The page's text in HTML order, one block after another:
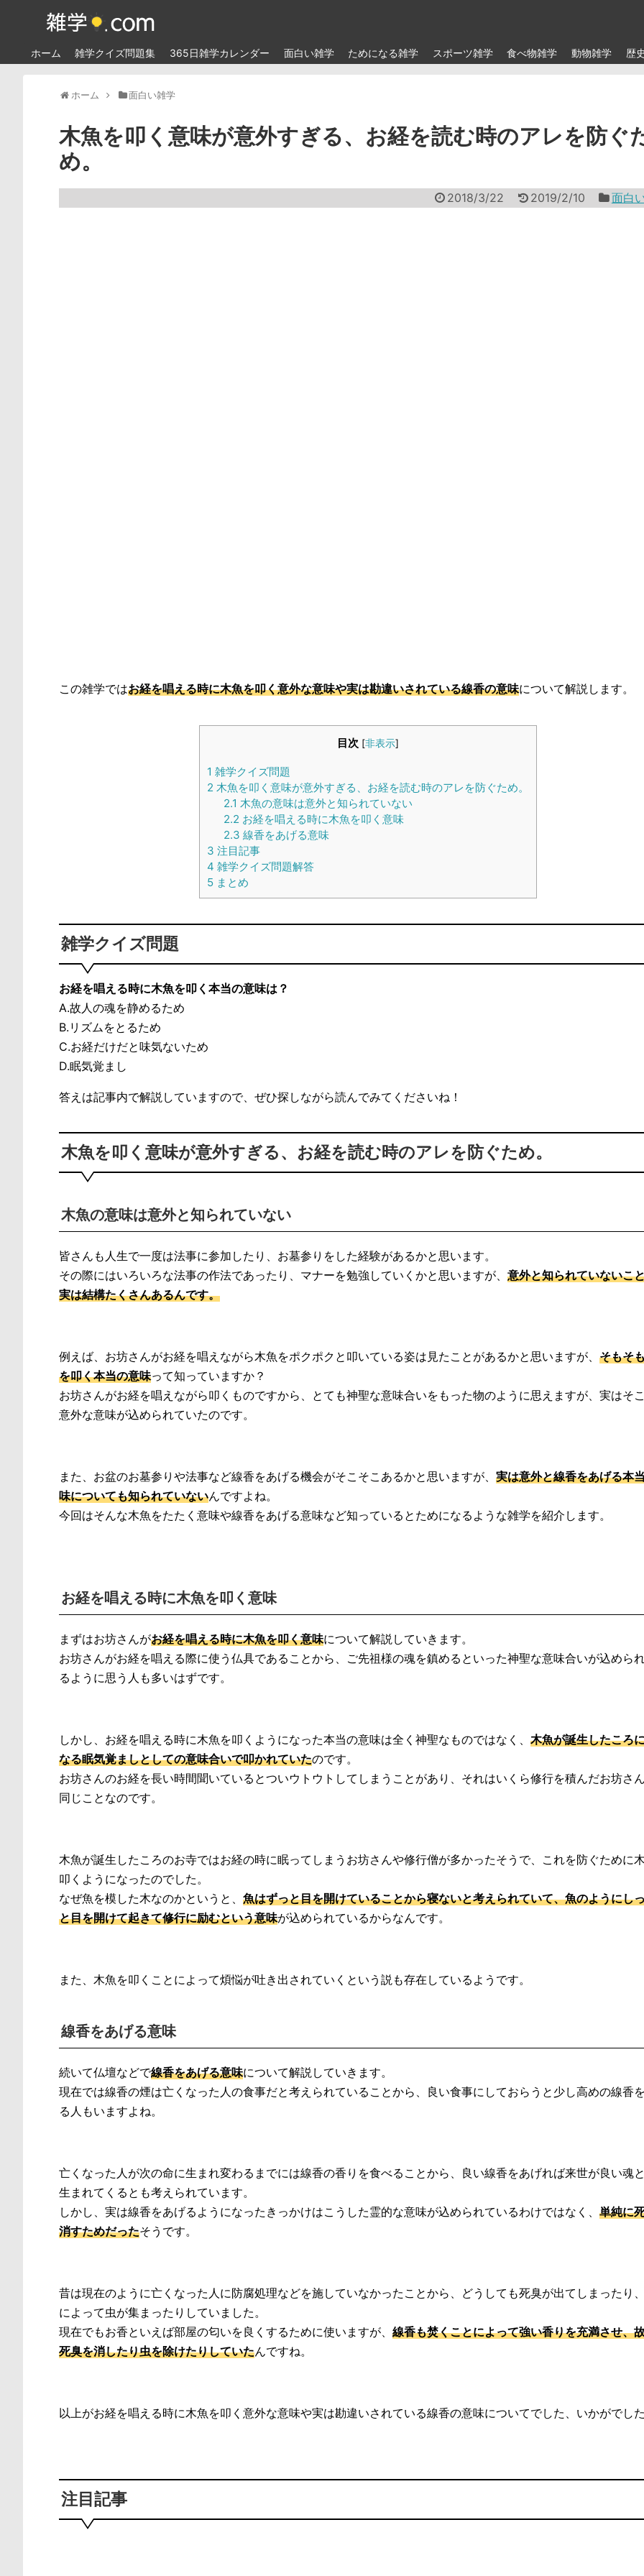
ホーム 雑学クイズ問題集 365日雑学カレンダー 面白い雑学 ためになる雑学 スポーツ雑学 食べ物雑学 動物雑学 歴
ホーム 面白い雑学
木魚を叩く意味が意外すぎる、お経を読む時のアレを防ぐ
め。
2018/3/22 2019/2/10 面白
この雑学ではお経を唱える時に木魚を叩く意外な意味や実は勘違いされている線香の意味について解説します。
目次 [非表示]
1 雑学クイズ問題
2 木魚を叩く意味が意外すぎる、お経を読む時のアレを防ぐため。
2.1 木魚の意味は意外と知られていない
2.2 お経を唱える時に木魚を叩く意味
2.3 線香をあげる意味
3 注目記事
4 雑学クイズ問題解答
5 まとめ
雑学クイズ問題
お経を唱える時に木魚を叩く本当の意味は？
A.故人の魂を静めるため
B.リズムをとるため
C.お経だけだと味気ないため
D.眠気覚まし
答えは記事内で解説していますので、ぜひ探しながら読んでみてくださいね！
木魚を叩く意味が意外すぎる、お経を読む時のアレを防ぐため。
木魚の意味は意外と知られていない
皆さんも人生で一度は法事に参加したり、お墓参りをした経験があるかと思います。
その際にはいろいろな法事の作法であったり、マナーを勉強していくかと思いますが、 意外と知られていないこ
実は結構たくさんあるんです。
例えば、お坊さんがお経を唱えながら木魚をポクポクと叩いている姿は見たことがあるかと思いますが、 そもそ
を叩く本当の意味って知っていますか？
お坊さんがお経を唱えながら叩くものですから、とても神聖な意味合いをもった物のように思えますが、実はそ
意外な意味が込められていたのです。
また、お盆のお墓参りや法事など線香をあげる機会がそこそこあるかと思いますが、 実は意外と線香をあげる本
味についても知られていないんですよね。
今回はそんな木魚をたたく意味や線香をあげる意味など知っているとためになるような雑学を紹介します。
お経を唱える時に木魚を叩く意味
まずはお坊さんがお経を唱える時に木魚を叩く意味について解説していきます。
お坊さんがお経を唱える際に使う仏具であることから、ご先祖様の魂を鎮めるといった神聖な意味合いが込めら
るように思う人も多いはずです。
しかし、お経を唱える時に木魚を叩くようになった本当の意味は全く神聖なものではなく、 木魚が誕生したころ
なる眠気覚ましとしての意味合いで叩かれていたのです。
お坊さんのお経を長い時間聞いているとついウトウトしてしまうことがあり、それはいくら修行を積んだお坊さ
同じことなのです。
木魚が誕生したころのお寺ではお経の時に眠ってしまうお坊さんや修行僧が多かったそうで、これを防ぐために
叩くようになったのでした。
なぜ魚を模した木なのかというと、 魚はずっと目を開けていることから寝ないと考えられていて、魚のようにし
と目を開けて起きて修行に励むという意味が込められているからなんです。
また、木魚を叩くことによって煩悩が吐き出されていくという説も存在しているようです。
線香をあげる意味
続いて仏壇などで線香をあげる意味について解説していきます。
現在では線香の煙は亡くなった人の食事だと考えられていることから、良い食事にしておらうと少し高めの線香
る人もいますよね。
亡くなった人が次の命に生まれ変わるまでには線香の香りを食べることから、良い線香をあげれば来世が良い魂
生まれてくるとも考えられています。
しかし、実は線香をあげるようになったきっかけはこうした霊的な意味が込められているわけではなく、 単純に
消すためだったそうです。
昔は現在のように亡くなった人に防腐処理などを施していなかったことから、どうしても死臭が出てしまったり
によって虫が集まったりしていました。
現在でもお香といえば部屋の匂いを良くするために使いますが、 線香も焚くことによって強い香りを充満させ、
死臭を消したり虫を除けたりしていたんですね。
以上がお経を唱える時に木魚を叩く意外な意味や実は勘違いされている線香の意味についてでした、いかがでし
注目記事